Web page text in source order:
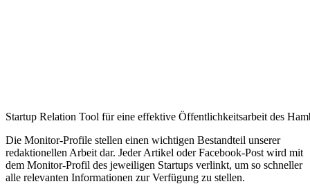
Startup Relation Tool für eine effektive Öffentlichkeitsarbeit des
Die Monitor-Profile stellen einen wichtigen Bestandteil unserer
redaktionellen Arbeit dar. Jeder Artikel oder Facebook-Post wird mit
dem Monitor-Profil des jeweiligen Startups verlinkt, um so schneller
alle relevanten Informationen zur Verfügung zu stellen.